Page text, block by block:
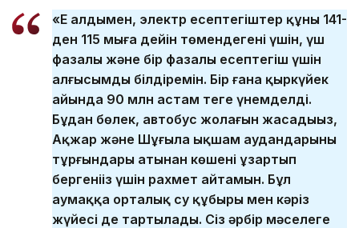
«Ең алдымен, электр есептегіштер құны 141-
ден 115 мыңға дейін төмендегені үшін, үш
фазалы және бір фазалы есептегіш үшін
алғысымды білдіремін. Бір ғана қыркүйек
айында 90 млн астам теңге үнемделді.
Бұдан бөлек, автобус жолағын жасадыңыз,
Ақжар және Шұғыла ықшам аудандарының
тұрғындары атынан көшені ұзартып
бергеніңіз үшін рахмет айтамын. Бұл
аумаққа орталық су құбыры мен кәріз
жүйесі де тартылады. Сіз әрбір мәселеге